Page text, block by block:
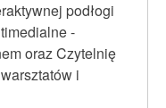
podłogi
-
oraz Czytelnię
i